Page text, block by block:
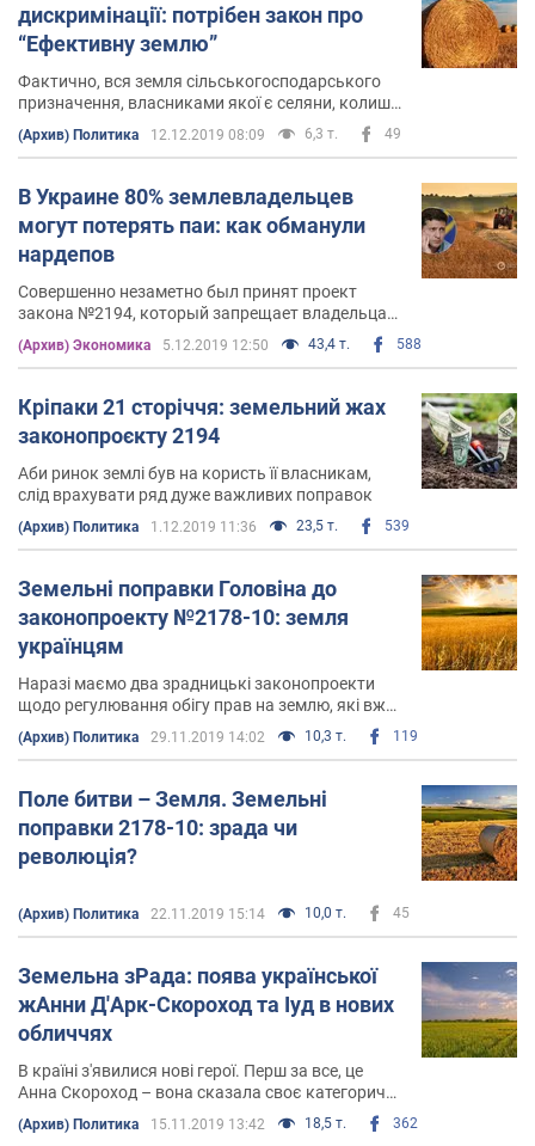
дискримінації: потрібен закон про
“Ефективну землю”
Фактично, вся земля сільськогосподарського
призначення, власниками якої є селяни, колишні
колгоспники та їх спадкоємці, перебуває в
користуванні інших осіб згідно договорів оренди
(Архив) Политика 12.12.2019 08:09 6,3 т. 49
В Украине 80% землевладельцев
могут потерять паи: как обманули
нардепов
Совершенно незаметно был принят проект
закона №2194, который запрещает владельцам
продавать землю без согласия арендатора
(Архив) Экономика 5.12.2019 12:50 43,4 т. 588
Кріпаки 21 сторіччя: земельний жах
законопроєкту 2194
Аби ринок землі був на користь її власникам,
слід врахувати ряд дуже важливих поправок
(Архив) Политика 1.12.2019 11:36 23,5 т. 539
Земельні поправки Головіна до
законопроекту №2178-10: земля
українцям
Наразі маємо два зрадницькі законопроекти
щодо регулювання обігу прав на землю, які вже
пройшли перше читання й готуються до другого
(Архив) Политика 29.11.2019 14:02 10,3 т. 119
Поле битви – Земля. Земельні
поправки 2178-10: зрада чи
революція?
(Архив) Политика 22.11.2019 15:14 10,0 т. 45
Земельна зРада: поява української
жАнни Д'Арк-Скороход та Іуд в нових
обличчях
В країні з'явилися нові герої. Перш за все, це
Анна Скороход – вона сказала своє категоричне
проти підступного захоплення землі
Українського народу. Одна проти іудового
(Архив) Политика 15.11.2019 13:42 18,5 т. 362